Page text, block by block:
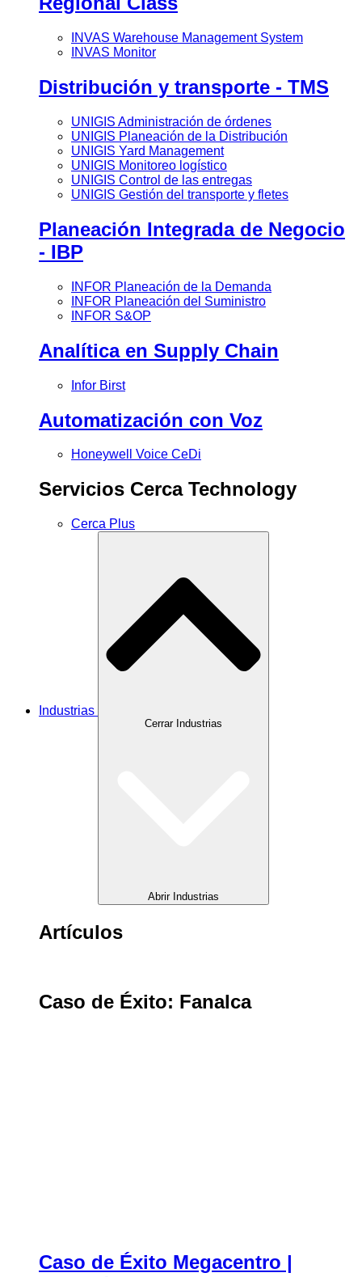
INVAS Warehouse Management System
INVAS Monitor
Distribución y transporte - TMS
UNIGIS Administración de órdenes
UNIGIS Planeación de la Distribución
UNIGIS Yard Management
UNIGIS Monitoreo logístico
UNIGIS Control de las entregas
UNIGIS Gestión del transporte y fletes
Planeación Integrada de Negocio
- IBP
INFOR Planeación de la Demanda
INFOR Planeación del Suministro
INFOR S&OP
Analítica en Supply Chain
Infor Birst
Automatización con Voz
Honeywell Voice CeDi
Servicios Cerca Technology
Cerca Plus
Industrias
Cerrar Industrias
Abrir Industrias
Artículos
Caso de Éxito: Fanalca
Caso de Éxito Megacentro |